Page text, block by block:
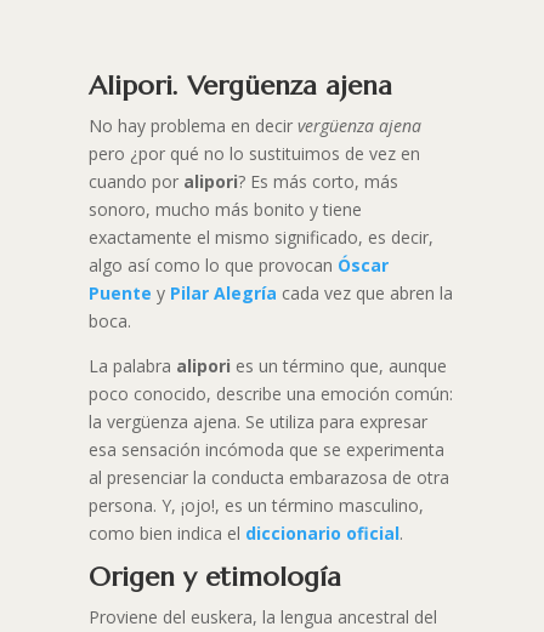
Alipori. Vergüenza ajena
No hay problema en decirvergüenza ajena
pero ¿por qué no lo sustituimos de vez en
cuando por alipori? Es más corto, más
sonoro, mucho más bonito y tiene
exactamente el mismo significado, es decir,
algo así como lo que provocan Óscar
Puente y Pilar Alegría cada vez que abren la
boca.
La palabra alipori es un término que, aunque
poco conocido, describe una emoción común:
la vergüenza ajena. Se utiliza para expresar
esa sensación incómoda que se experimenta
al presenciar la conducta embarazosa de otra
persona. Y, ¡ojo!, es un término masculino,
como bien indica el diccionario oficial.
Origen y etimología
Proviene del euskera, la lengua ancestral del